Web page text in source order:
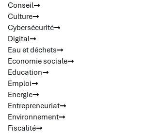
Conseil
Culture
Cybersécurité
Digital
Eau et déchets
Economie sociale
Education
Emploi
Energie
Entrepreneuriat
Environnement
Fiscalité